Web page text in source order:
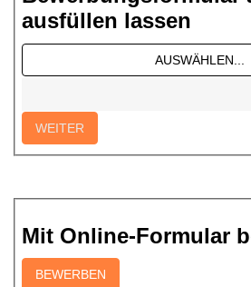
ausfüllen lassen
Mit Online-Formular